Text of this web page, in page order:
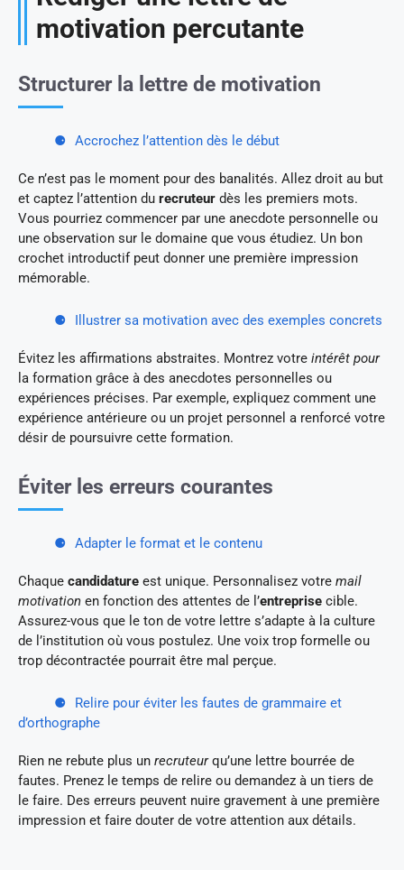
motivation percutante
Structurer la lettre de motivation
Accrochez l’attention dès le début
Ce n’est pas le moment pour des banalités. Allez droit au but
et captez l’attention du recruteur dès les premiers mots.
Vous pourriez commencer par une anecdote personnelle ou
une observation sur le domaine que vous étudiez. Un bon
crochet introductif peut donner une première impression
mémorable.
Illustrer sa motivation avec des exemples concrets
Évitez les affirmations abstraites. Montrez votre intérêt pour
la formation grâce à des anecdotes personnelles ou
expériences précises. Par exemple, expliquez comment une
expérience antérieure ou un projet personnel a renforcé votre
désir de poursuivre cette formation.
Éviter les erreurs courantes
Adapter le format et le contenu
Chaque candidature est unique. Personnalisez votre mail
motivation en fonction des attentes de l’entreprise cible.
Assurez-vous que le ton de votre lettre s’adapte à la culture
de l’institution où vous postulez. Une voix trop formelle ou
trop décontractée pourrait être mal perçue.
Relire pour éviter les fautes de grammaire et
d’orthographe
Rien ne rebute plus un recruteurqu’une lettre bourrée de
fautes. Prenez le temps de relire ou demandez à un tiers de
le faire. Des erreurs peuvent nuire gravement à une première
impression et faire douter de votre attention aux détails.